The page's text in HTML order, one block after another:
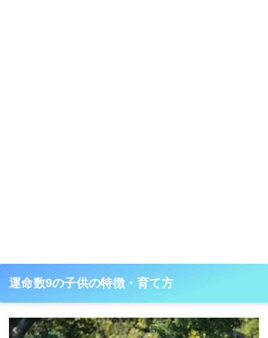
運命数9の子供の特徴・育て方